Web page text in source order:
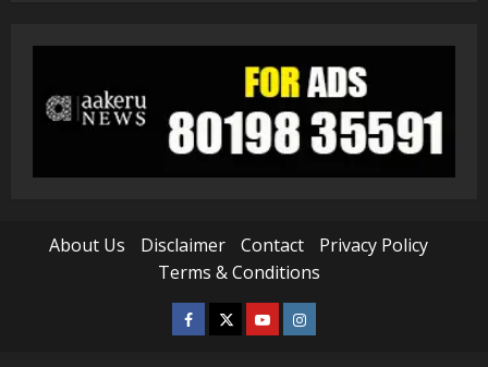
About Us Disclaimer Contact
Privacy Policy
Terms & Conditions